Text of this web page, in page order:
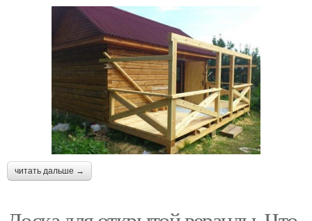
читать дальше →